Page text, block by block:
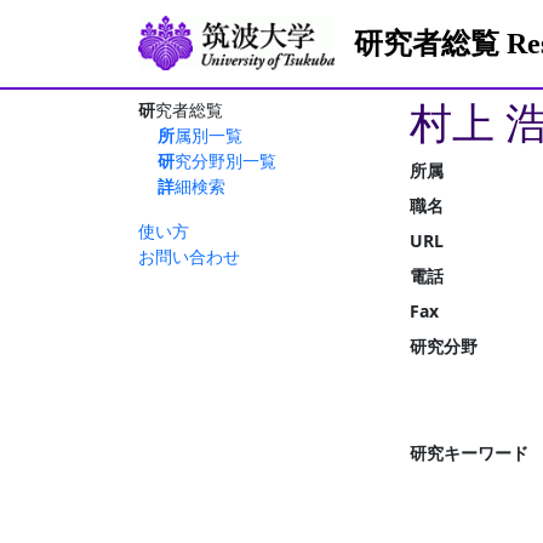
研究者総覧
研究者総覧
所属別一覧
研究分野別一覧
詳細検索
使い方
お問い合わせ
村上
所属
職名
URL
電話
Fax
研究分野
研究キーワード